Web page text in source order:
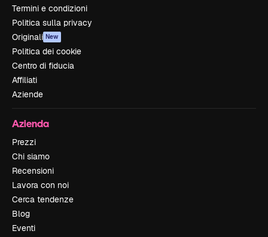
Termini e condizioni
Politica sulla privacy
Originali New
Politica dei cookie
Centro di fiducia
Affiliati
Aziende
Azienda
Prezzi
Chi siamo
Recensioni
Lavora con noi
Cerca tendenze
Blog
Eventi